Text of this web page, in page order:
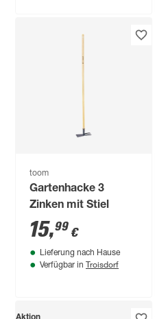
toom
Gartenhacke 3
Zinken mit Stiel
15,99 €
Lieferung nach Hause
Verfügbar in Troisdorf